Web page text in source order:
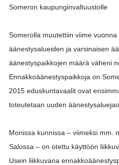
Someron kaupunginvaltuustolle
Somerolla muutettiin viime
äänestysalueiden ja varsinaisen
äänestyspaikkojen määrä väheni
Ennakkoäänestyspaikkoja on
2015 eduskuntavaalit ovat
toteutetaan uuden
Monissa kunnissa – viimeksi mm.
Salossa – on otettu käyttöön
Usein liikkuvana